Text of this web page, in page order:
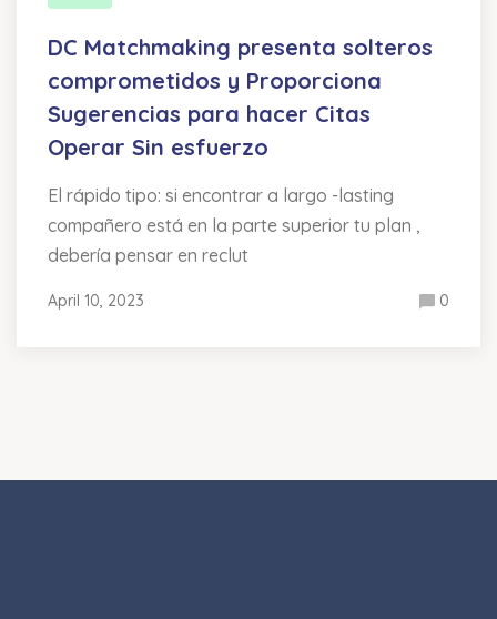
DC Matchmaking presenta solteros
comprometidos y Proporciona
Sugerencias para hacer Citas
Operar Sin esfuerzo
El rápido tipo: si encontrar a largo -lasting
compañero está en la parte superior tu plan ,
debería pensar en reclut
April 10, 2023 0